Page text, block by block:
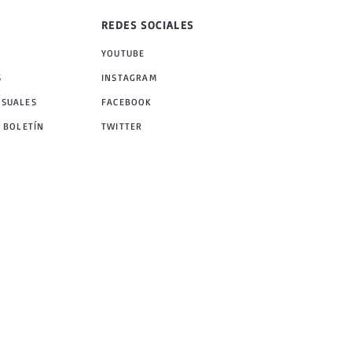
BOLETÍN
REDES SOCIALES
YOUTUBE
INSTAGRAM
FACEBOOK
TWITTER